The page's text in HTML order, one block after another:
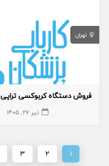
تهران
فروش دستگاه کربوکسی تراپی
تیر ۲۷, ۱۴۰۵
۱ ۲ ۳